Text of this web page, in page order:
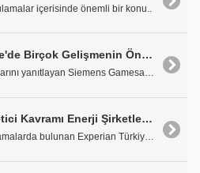
içerisinde önemli bir konu..
'YEKA Türkiye'de Birçok Gelişmenin Önünü Açacak'
Dergimizin sorularını yanıtlayan Siemens Gamesa Re..
Serbest Tüketici Kavramı Enerji Şirketleri İçin Önemli Riskler Oluşturabiliyor
Dergimize açıklamalarda bulunan Experian Türkiye G..